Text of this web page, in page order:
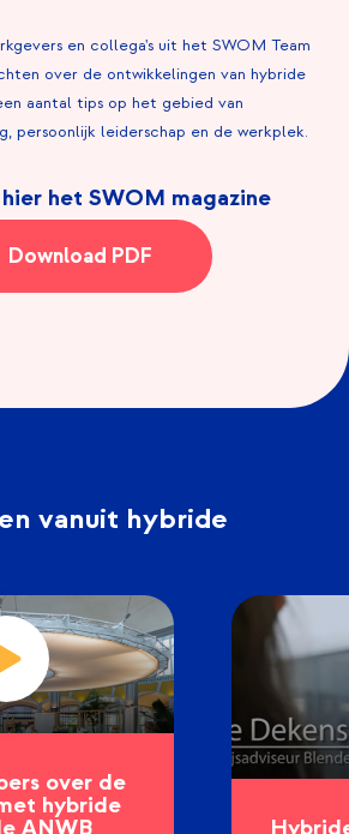
en collega's uit het SWOM Team
over de ontwikkelingen van hybride
aantal tips op het gebied van
persoonlijk leiderschap en de werkplek.
het SWOM magazine
Download PDF
vanuit hybride
over de
hybride
ANWB